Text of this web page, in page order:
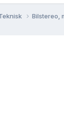
Bilstereo,